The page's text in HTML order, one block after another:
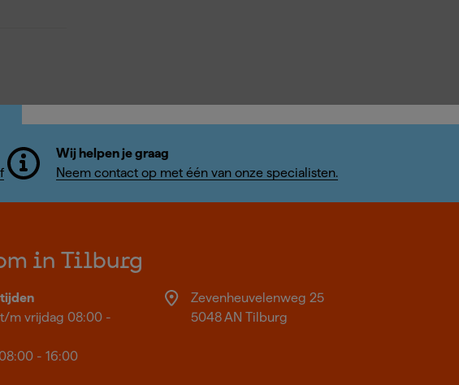
Wij helpen je graag
Neem contact op met één van onze specialisten.
in Tilburg
m vrijdag 08:00 -
- 16:00
Zevenheuvelenweg 25
5048 AN Tilburg